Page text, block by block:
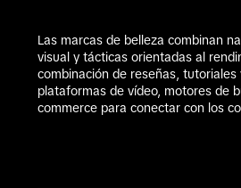
Las marcas de belleza combinan
visual y tácticas orientadas al
combinación de reseñas, tutoriales
plataformas de vídeo, motores de
commerce para conectar con los